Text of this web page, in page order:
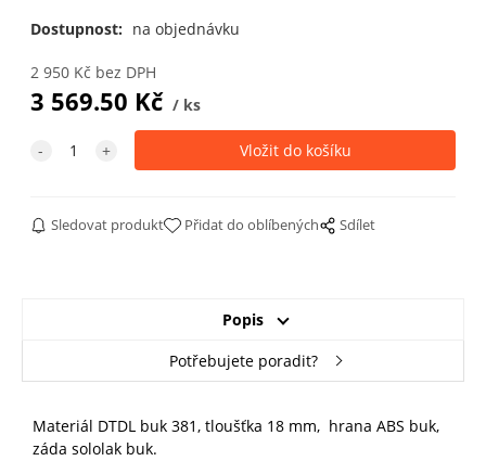
Dostupnost: na objednávku
2 950Kč bez DPH
3 569.50 Kč ks
Sledovat produkt Přidat do oblíbených Sdílet
Popis
Potřebujete poradit?
Materiál DTDL buk 381, tloušťka 18 mm, hrana ABS buk,
záda sololak buk.